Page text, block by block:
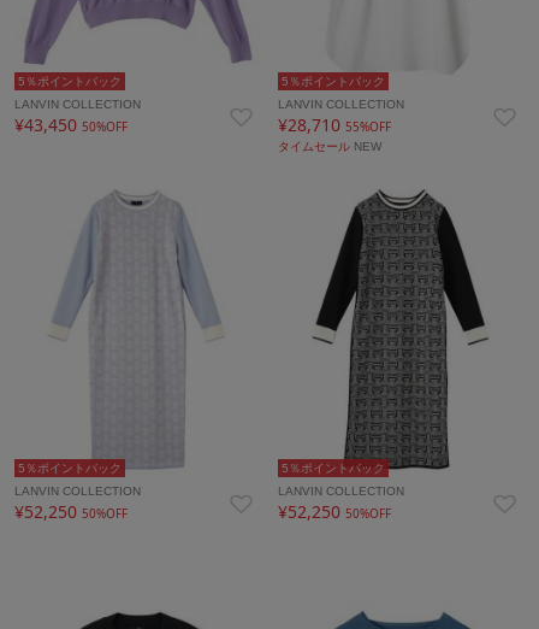
5％ポイントバック
LANVIN COLLECTION
¥43,450 50%OFF
5％ポイントバック
LANVIN COLLECTION
¥28,71055%OFF
タイムセール NEW
5％ポイントバック
LANVIN COLLECTION
¥52,250 50%OFF
5％ポイントバック
LANVIN COLLECTION
¥52,25050%OFF